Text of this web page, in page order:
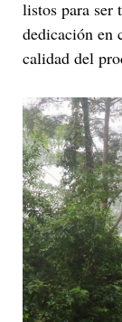
listos para ser
dedicación en
calidad del